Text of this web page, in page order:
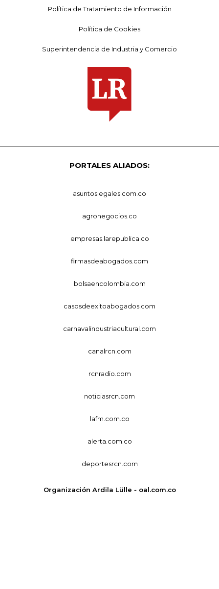
Política de Tratamiento de Información
Política de Cookies
Superintendencia de Industria y Comercio
PORTALES ALIADOS:
asuntoslegales.com.co
agronegocios.co
empresas.larepublica.co
firmasdeabogados.com
bolsaencolombia.com
casosdeexitoabogados.com
carnavalindustriacultural.com
canalrcn.com
rcnradio.com
noticiasrcn.com
lafm.com.co
alerta.com.co
deportesrcn.com
Organización Ardila Lülle - oal.com.co